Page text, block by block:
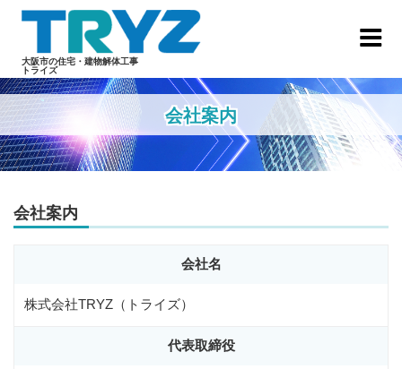
Skip
大阪市の住宅・建物解体工事
トライズ
会社案内
会社案内
会社名
株式会社TRYZ（トライズ）
代表取締役